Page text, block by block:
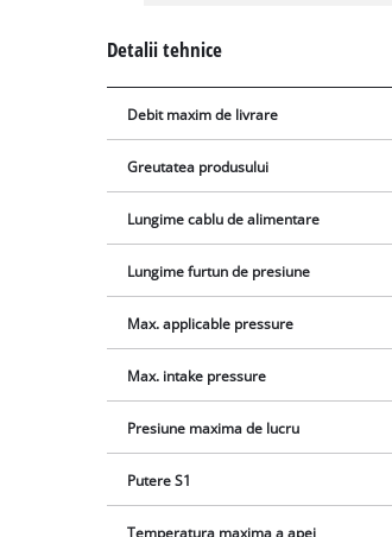
Detalii tehnice
Debit maxim de livrare
Greutatea produsului
Lungime cablu de alimentare
Lungime furtun de presiune
Max. applicable pressure
Max. intake pressure
Presiune maxima de lucru
Putere S1
Temperatura maxima a apei